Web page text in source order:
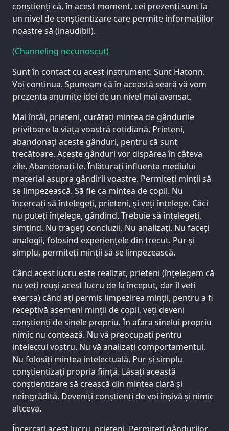
conștienți că, în acest moment, cei prezenți sunt la
un nivel de conștientizare care permite informațiilor
noastre să (inaudibil).
(Channeling necunoscut)
Sunt în contact cu acest instrument. Sunt Hatonn.
Voi continua. Spuneam că în această seară vă vom
prezenta anumite idei de un nivel mai avansat.
Mai întâi, prieteni, curățați mintea de gândurile
privitoare la viața voastră cotidiană. Prieteni,
abandonați aceste gânduri, pentru că sunt
trecătoare. Aceste gânduri vor dispărea în câteva
zile. Abandonați-le. Înlăturați influența mediului
material asupra gândirii voastre. Permiteți minții să
se limpezească. Să fie ca mintea de copil. Nu
încercați să înțelegeți, prieteni, și veți înțelege. Căci
nu puteți înțelege, gândind. Trebuie să înțelegeți,
simțind. Nu trageți concluzii. Nu analizați. Nu faceți
analogii, folosind experiențele din trecut. Pur și
simplu, permiteți minții să se limpezească.
Când acest lucru este realizat, prieteni (înțelegem că
nu veți reuși acest lucru de la început, dar îl veți
exersa) când ați permis limpezirea minții, pentru a fi
receptivă asemeni minții de copil, veți deveni
conștienți de sinele propriu. În afara sinelui propriu
nimic nu contează. Nu vă preocupați pentru
intelectul vostru. Nu vă analizați comportamentul.
Nu folosiți mintea intelectuală. Pur și simplu
conștientizați propria ființă. Lăsați această
conștientizare să crească din mintea clară și
neîngrădită. Deveniți conștienți de voi înșivă și nimic
altceva.